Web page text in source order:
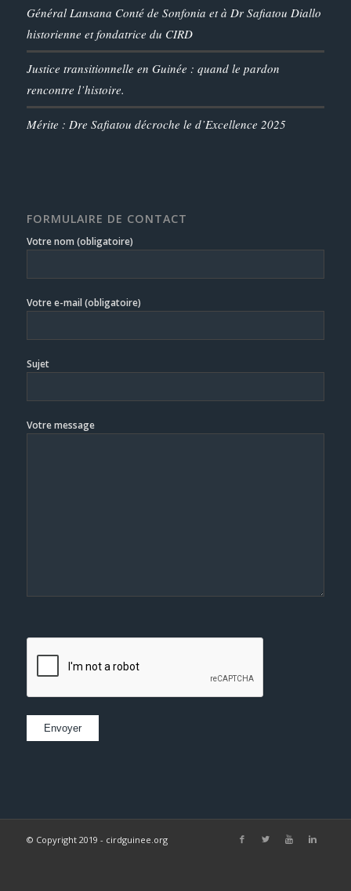
Général Lansana Conté de Sonfonia et à Dr Safiatou Diallo
historienne et fondatrice du CIRD
Justice transitionnelle en Guinée : quand le pardon
rencontre l’histoire.
Mérite : Dre Safiatou décroche le d’Excellence 2025
FORMULAIRE DE CONTACT
Votre nom (obligatoire)
Votre e-mail (obligatoire)
Sujet
Votre message
© Copyright 2019 - cirdguinee.org